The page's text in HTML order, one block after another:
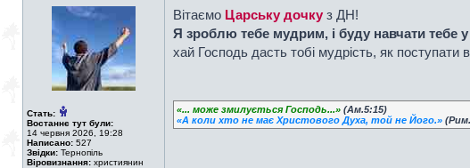
Стать:
Востаннє тут були:
14 червня 2026, 19:28
Написано: 527
Звідки: Тернопіль
Віровизнання: християнин
Вітаємо Царську дочку з ДН!
Я зроблю тебе мудрим, і буду навчати тебе
хай Господь дасть тобі мудрість, як поступати
«... може змилується Господь...» (Ам.5:15)
«А коли хто не має Христового Духа, той не Його.»